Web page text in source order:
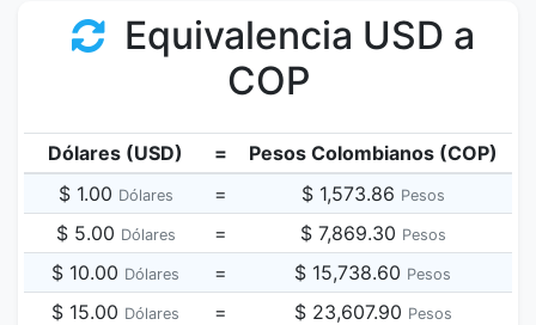
Equivalencia USD a
COP
Dólares (USD) =
Pesos Colombianos (COP)
$ 1.00 Dólares = $ 1,573.86 Pesos
$ 5.00 Dólares = $ 7,869.30 Pesos
$ 10.00 Dólares = $ 15,738.60 Pesos
$ 15.00 Dólares = $ 23,607.90 Pesos